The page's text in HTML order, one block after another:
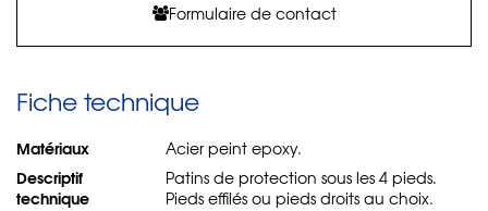
Formulaire de contact
Fiche technique
Matériaux Acier peint epoxy.
Descriptif
technique
Patins de protection sous les 4 pieds.
Pieds effilés ou pieds droits au choix.